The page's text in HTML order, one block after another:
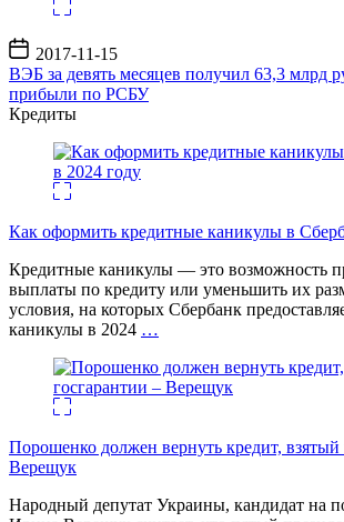
Дата
записи
2017-11-15
ВЭБ за девять месяцев получил 63,3 млрд
прибыли по РСБУ
Кредиты
Как оформить кредитные каникулы в
Кредитные каникулы — это возможность
выплаты по кредиту или уменьшить их
условия, на которых Сбербанк
каникулы в 2024 …
Порошенко должен вернуть кредит, взятый
Верещук
Народный депутат Украины, кандидат на